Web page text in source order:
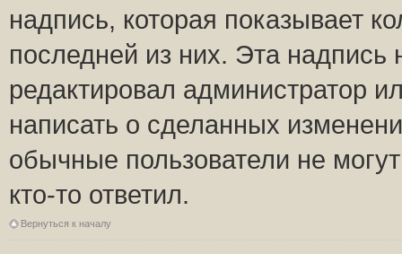
надпись, которая показывает
последней из них. Эта
редактировал администратор
написать о сделанных
обычные пользователи не
кто-то ответил.
Вернуться к началу